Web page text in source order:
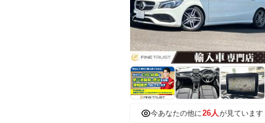
今あなたの他に26人が見ています